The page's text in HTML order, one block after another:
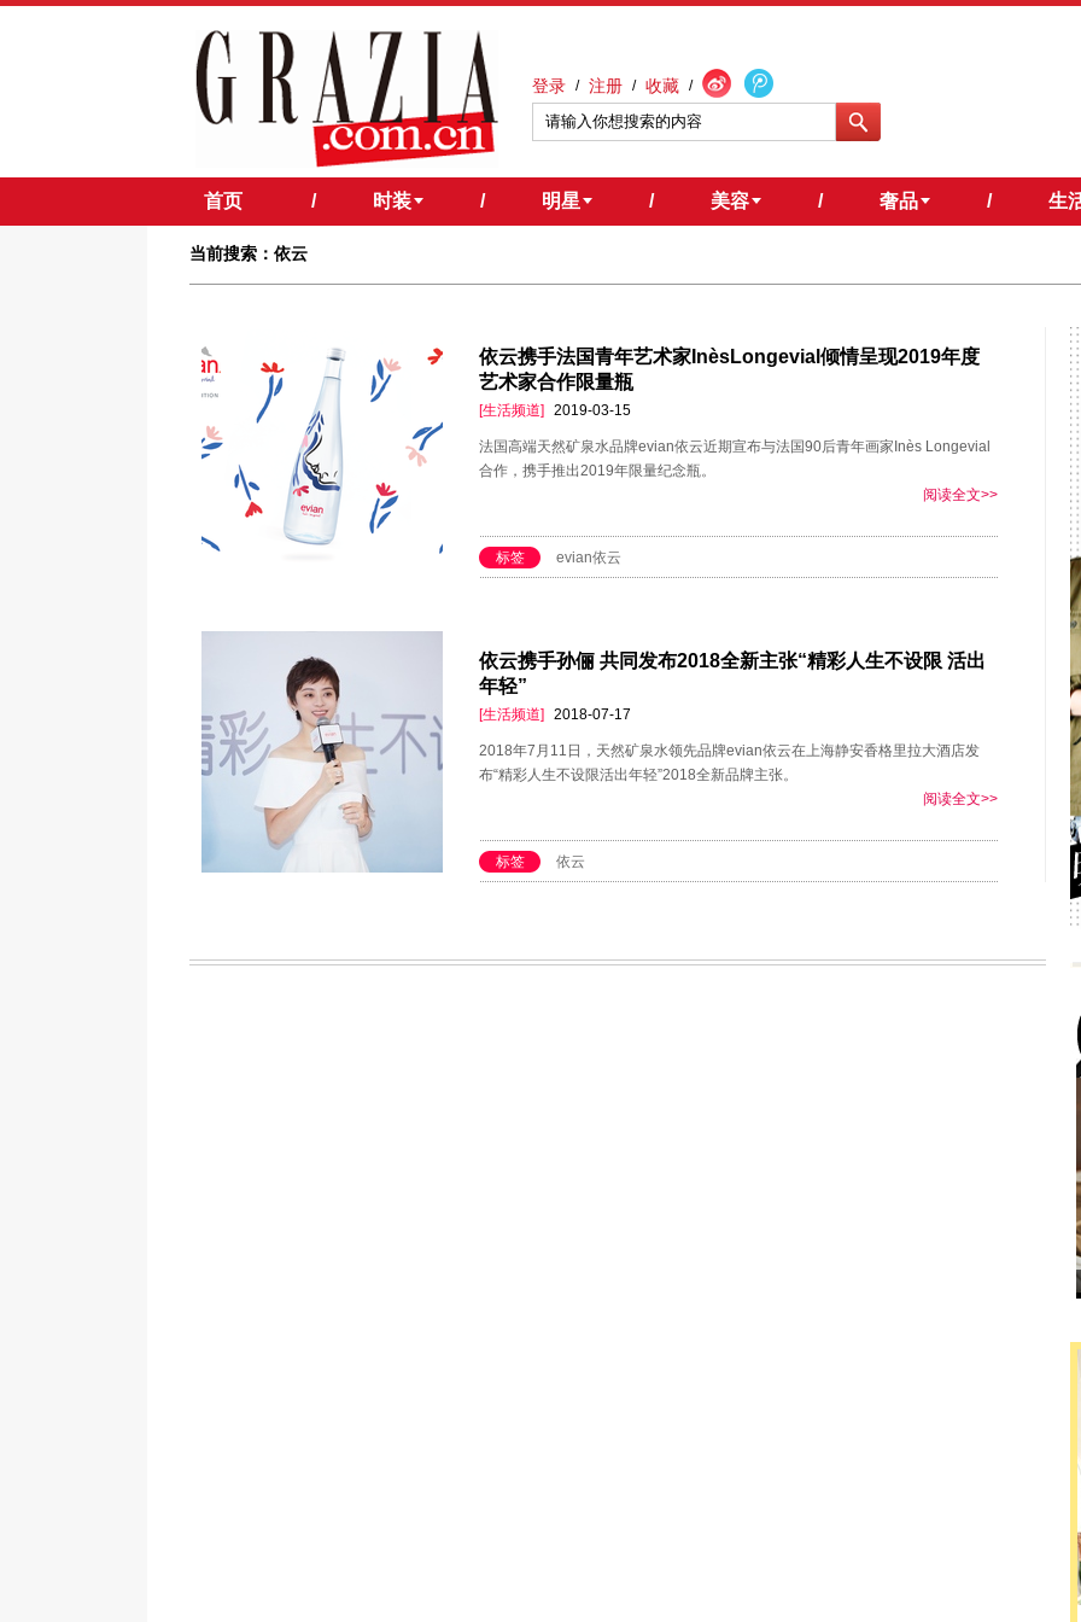
登录 / 注册 / 收藏 /
首页 / 时装 / 明星 / 美容 / 奢品 / 生
当前搜索：依云
依云携手法国青年艺术家InèsLongevial倾情呈现2019年度
艺术家合作限量瓶
[生活频道] 2019-03-15
法国高端天然矿泉水品牌evian依云近期宣布与法国90后青年画家Inès Longevial
合作，携手推出2019年限量纪念瓶。
阅读全文>>
标签 evian依云
依云携手孙俪 共同发布2018全新主张“精彩人生不设限 活出
年轻”
[生活频道] 2018-07-17
2018年7月11日，天然矿泉水领先品牌evian依云在上海静安香格里拉大酒店发
布“精彩人生不设限活出年轻”2018全新品牌主张。
阅读全文>>
标签 依云